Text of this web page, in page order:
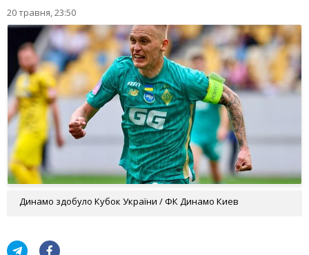
20 травня, 23:50
Динамо здобуло Кубок України / ФК Динамо Киев